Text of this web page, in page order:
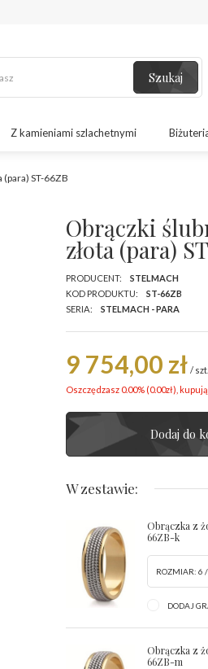
Szukaj
Z kamieniami szlachetnymi
(para) ST-66ZB
Obrączki
złota (para)
PRODUCENT:
STELMACH
KOD PRODUKTU:
ST-66ZB
SERIA:
STELMACH - PARA
9 754,00 zł / szt.
Oszczędzasz 0.00% (0.00zł),
Dodaj do
W zestawie:
Obrączka z
66ZB-k
ROZMIAR: 6
DODAJ
Obrączka z
66ZB-m